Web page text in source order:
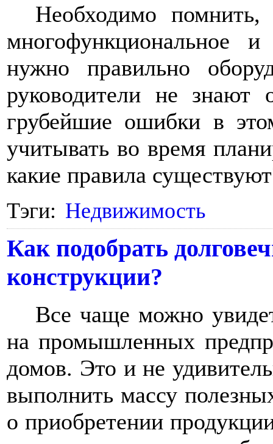
Необходимо
многофункциональное
нужно правильно
руководители не знают
грубейшие ошибки в
учитывать во время
какие правила
Тэги: Недвижимость
Как подобрать
конструкции?
Все чаще можно
на промышленных
домов. Это и не
выполнить массу
о приобретении